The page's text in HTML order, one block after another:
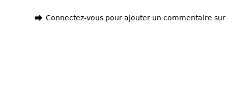
Connectez-vous pour ajouter un commentaire sur